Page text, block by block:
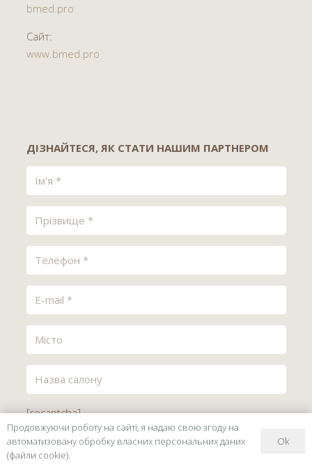
bmed.pro
Сайт:
www.bmed.pro
ДІЗНАЙТЕСЯ, ЯК СТАТИ НАШИМ ПАРТНЕРОМ
[recaptcha]
Продовжуючи роботу на сайті, я надаю свою згоду на
автоматизовану обробку власних персональних даних
(файли cookie).
Ok